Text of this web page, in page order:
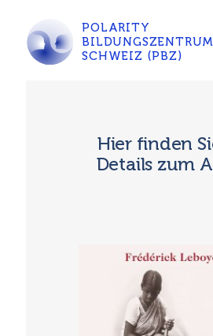
POLARITY
BILDUNGSZENTRUM
SCHWEIZ (PBZ)
Hier finden
Details zum